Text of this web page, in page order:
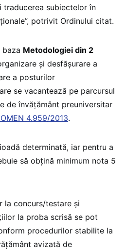
traducerea subiectelor în
potrivit Ordinului citat.
baza Metodologiei din 2
şi desfăşurare a
a posturilor
se vacantează pe parcursul
de învăţământ preuniversitar
4.959/2013.
determinată, iar pentru a
să obțină minimum nota 5
la concurs/testare și
la proba scrisă se pot
procedurilor stabilite la
avizată de